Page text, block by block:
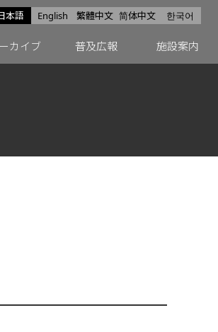
本語 English 繁體中文 简体中文 한국어
スInstagram
カイブ 普及広報 施設案内